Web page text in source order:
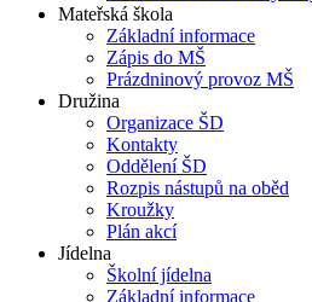
Mateřská škola
Základní informace
Zápis do MŠ
Prázdninový provoz MŠ
Družina
Organizace ŠD
Kontakty
Oddělení ŠD
Rozpis nástupů na oběd
Kroužky
Plán akcí
Jídelna
Školní jídelna
Základní informace